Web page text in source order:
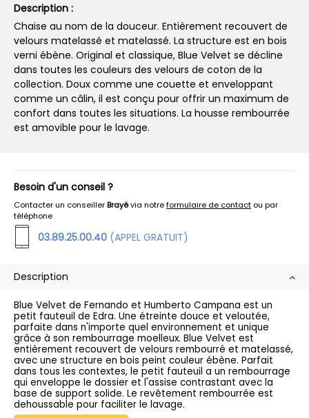
Description :
Chaise au nom de la douceur. Entièrement recouvert de
velours matelassé et matelassé. La structure est en bois
verni ébène. Original et classique, Blue Velvet se décline
dans toutes les couleurs des velours de coton de la
collection. Doux comme une couette et enveloppant
comme un câlin, il est conçu pour offrir un maximum de
confort dans toutes les situations. La housse rembourrée
est amovible pour le lavage.
Besoin d'un conseil ?
Contacter un conseillerBrayévia notreformulaire de contact ou par
téléphone
03.89.25.00.40 (APPEL GRATUIT)
Description
Blue Velvet de Fernando et Humberto Campana est un
petit fauteuil de Edra. Une étreinte douce et veloutée,
parfaite dans n'importe quel environnement et unique
grâce à son rembourrage moelleux. Blue Velvet est
entièrement recouvert de velours rembourré et matelassé,
avec une structure en bois peint couleur ébène. Parfait
dans tous les contextes, le petit fauteuil a un rembourrage
qui enveloppe le dossier et l'assise contrastant avec la
base de support solide. Le revêtement rembourrée est
dehoussable pour faciliter le lavage.